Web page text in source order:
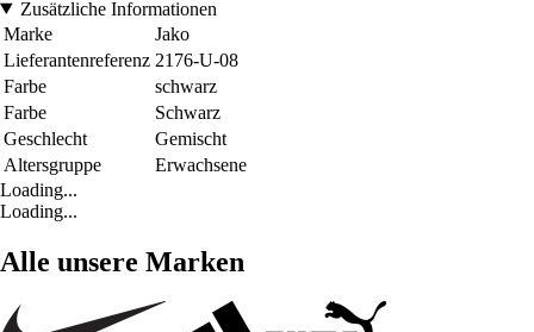
Zusätzliche Informationen
Marke
Jako
Lieferantenreferenz 2176-U-08
Farbe
schwarz
Farbe
Schwarz
Geschlecht
Gemischt
Altersgruppe
Erwachsene
Loading...
Loading...
Alle unsere Marken